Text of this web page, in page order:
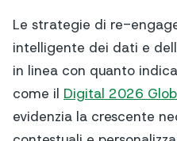
Le strategie di re-
intelligente dei dati e
in linea con quanto
come il Digital 2026
evidenzia la crescente